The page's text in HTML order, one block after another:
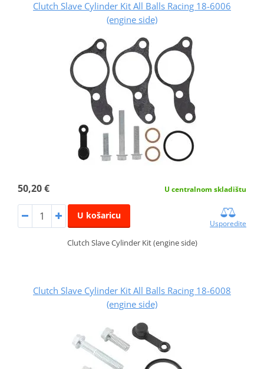
Clutch Slave Cylinder Kit All Balls Racing 18-6006
(engine side)
50,20 € U centralnom skladištu
U košaricu
Usporedite
Clutch Slave Cylinder Kit (engine side)
Clutch Slave Cylinder Kit All Balls Racing 18-6008
(engine side)